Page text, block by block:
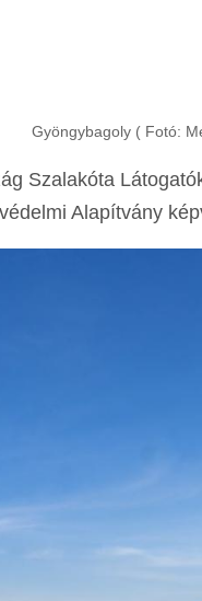
Gyöngybagoly ( Fotó:
Szalakóta
Alapítvány